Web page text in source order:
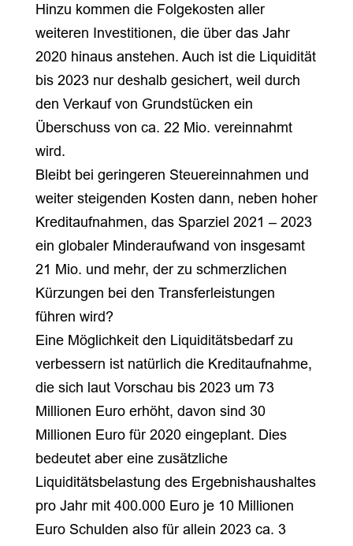
Hinzu kommen die Folgekosten aller
weiteren Investitionen, die über das Jahr
2020 hinaus anstehen. Auch ist die Liquidität
bis 2023 nur deshalb gesichert, weil durch
den Verkauf von Grundstücken ein
Überschuss von ca. 22 Mio. vereinnahmt
wird.
Bleibt bei geringeren Steuereinnahmen und
weiter steigenden Kosten dann, neben hoher
Kreditaufnahmen, das Sparziel 2021 – 2023
ein globaler Minderaufwand von insgesamt
21 Mio. und mehr, der zu schmerzlichen
Kürzungen bei den Transferleistungen
führen wird?
Eine Möglichkeit den Liquiditätsbedarf zu
verbessern ist natürlich die Kreditaufnahme,
die sich laut Vorschau bis 2023 um 73
Millionen Euro erhöht, davon sind 30
Millionen Euro für 2020 eingeplant. Dies
bedeutet aber eine zusätzliche
Liquiditätsbelastung des Ergebnishaushaltes
pro Jahr mit 400.000 Euro je 10 Millionen
Euro Schulden also für allein 2023 ca. 3